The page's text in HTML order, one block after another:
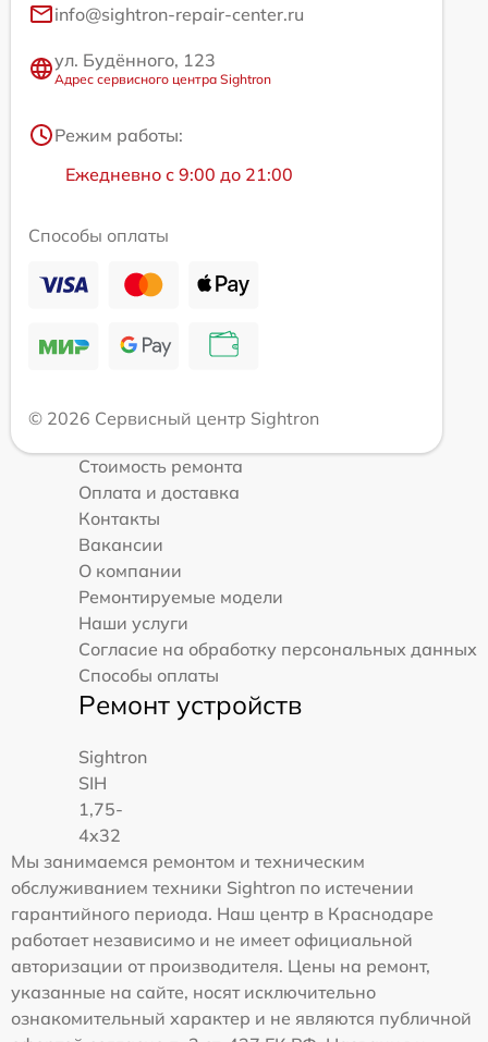
info@sightron-repair-center.ru
ул. Будённого, 123
Адрес сервисного центра Sightron
Режим работы:
Ежедневно с 9:00 до 21:00
Способы оплаты
© 2026 Сервисный центр Sightron
Стоимость ремонта
Оплата и доставка
Контакты
Вакансии
О компании
Ремонтируемые модели
Наши услуги
Согласие на обработку персональных данных
Способы оплаты
Ремонт устройств
Sightron
SIH
1,75-
4x32
Мы занимаемся ремонтом и техническим
обслуживанием техники Sightron по истечении
гарантийного периода. Наш центр в Краснодаре
работает независимо и не имеет официальной
авторизации от производителя. Цены на ремонт,
указанные на сайте, носят исключительно
ознакомительный характер и не являются публичной